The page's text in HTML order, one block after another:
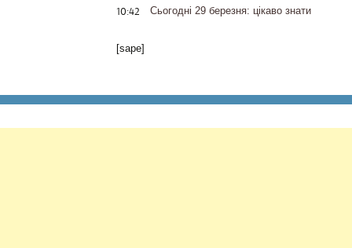
10:42 Сьогодні 29 березня: цікаво знати
[sape]